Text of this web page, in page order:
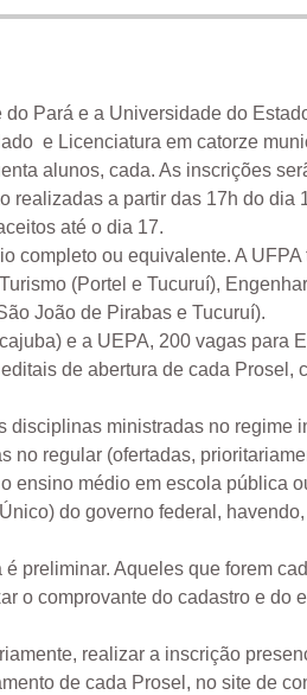
Pará e a Universidade do
e Licenciatura em catorze
alunos, cada. As inscrições
realizadas a partir das 17h do dia
até o dia 17.
completo ou equivalente. A UFPA
(Portel e Tucuruí),
João de Pirabas e Tucuruí).
e a UEPA, 200 vagas para
de abertura de cada Prosel,
ministradas no regime
regular (ofertadas,
médio em escola pública
do governo federal,
preliminar. Aqueles que forem
o comprovante do cadastro e
realizar a inscrição
de cada Prosel, no site de